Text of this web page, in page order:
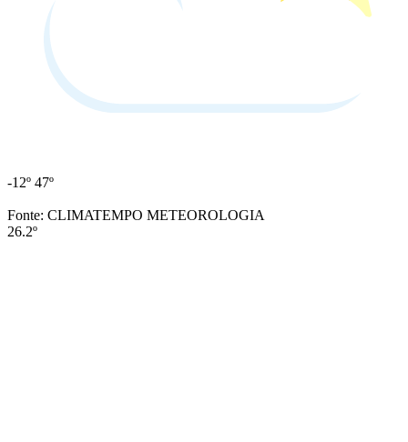
-12º 47º
Fonte: CLIMATEMPO METEOROLOGIA
26.2º